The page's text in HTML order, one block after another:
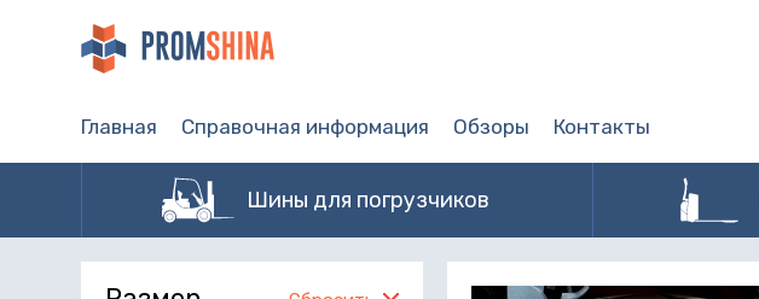
Главная Справочная информация Обзоры Контакты
Шины для погрузчиков